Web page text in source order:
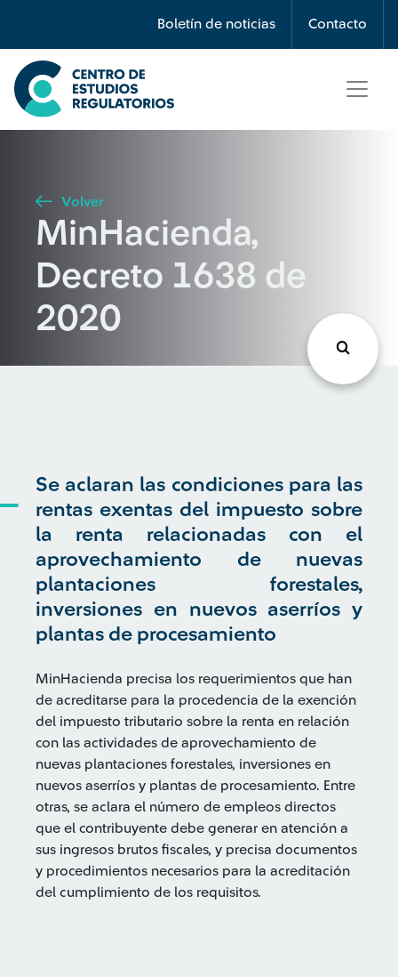
Boletín de noticias Contacto
Búsqueda
Seleccione país
Buscar
Volver
MinHacienda,
Decreto 1638 de
2020
Se aclaran las condiciones para las
rentas exentas del impuesto sobre
la renta relacionadas con el
aprovechamiento de nuevas
plantaciones forestales,
inversiones en nuevos aserríos y
plantas de procesamiento
MinHacienda precisa los requerimientos que han
de acreditarse para la procedencia de la exención
del impuesto tributario sobre la renta en relación
con las actividades de aprovechamiento de
nuevas plantaciones forestales, inversiones en
nuevos aserríos y plantas de procesamiento. Entre
otras, se aclara el número de empleos directos
que el contribuyente debe generar en atención a
sus ingresos brutos fiscales, y precisa documentos
y procedimientos necesarios para la acreditación
del cumplimiento de los requisitos.